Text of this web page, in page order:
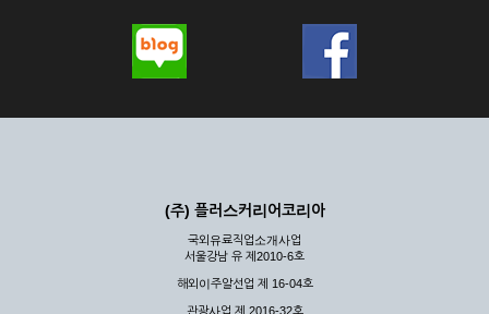
(주) 플러스커리어코리아
국외유료직업소개사업
서울강남 유 제2010-6호
해외이주알선업 제 16-04호
관광사업 제 2016-32호